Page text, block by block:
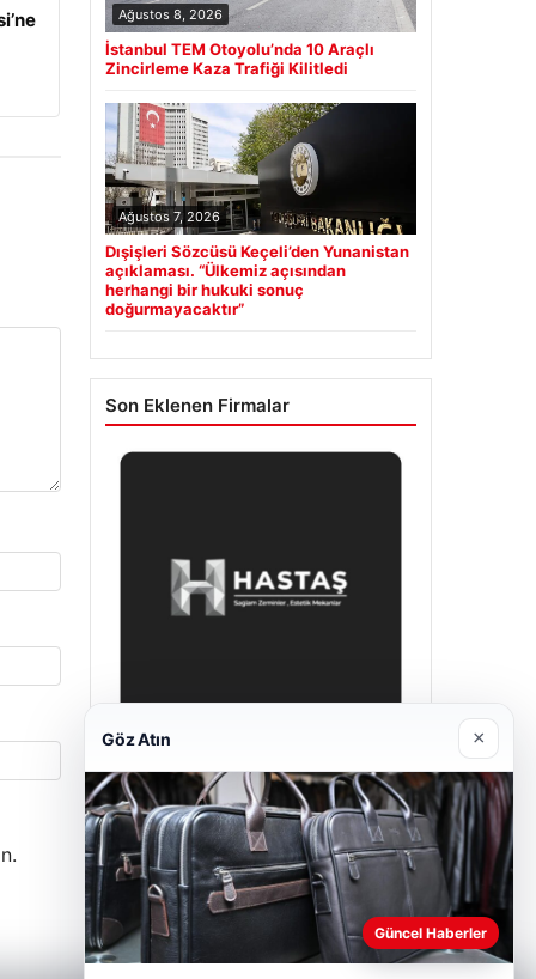
Ağustos 8, 2026
İstanbul TEM Otoyolu’nda 10 Araçlı
Zincirleme Kaza Trafiği Kilitledi
Ağustos 7, 2026
Dışişleri Sözcüsü Keçeli’den Yunanistan
açıklaması. “Ülkemiz açısından
herhangi bir hukuki sonuç
doğurmayacaktır”
Son Eklenen Firmalar
Prenses Night Club
Nisan 29, 2026
Göz Atın ×
Güncel Haberler